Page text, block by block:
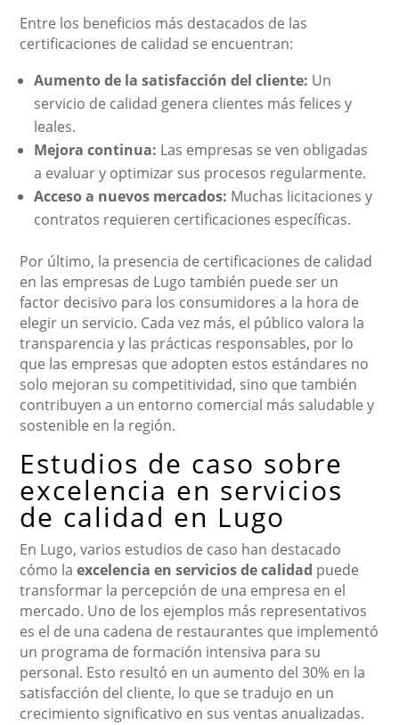
Entre los beneficios más destacados de las
certificaciones de calidad se encuentran:
Aumento de la satisfacción del cliente: Un
servicio de calidad genera clientes más felices y
leales.
Mejora continua: Las empresas se ven obligadas
a evaluar y optimizar sus procesos regularmente.
Acceso a nuevos mercados: Muchas licitaciones y
contratos requieren certificaciones específicas.
Por último, la presencia de certificaciones de calidad
en las empresas de Lugo también puede ser un
factor decisivo para los consumidores a la hora de
elegir un servicio. Cada vez más, el público valora la
transparencia y las prácticas responsables, por lo
que las empresas que adopten estos estándares no
solo mejoran su competitividad, sino que también
contribuyen a un entorno comercial más saludable y
sostenible en la región.
Estudios de caso sobre
excelencia en servicios
de calidad en Lugo
En Lugo, varios estudios de caso han destacado
cómo laexcelencia en servicios de calidad puede
transformar la percepción de una empresa en el
mercado. Uno de los ejemplos más representativos
es el de una cadena de restaurantes que implementó
un programa de formación intensiva para su
personal. Esto resultó en un aumento del 30% en la
satisfacción del cliente, lo que se tradujo en un
crecimiento significativo en sus ventas anualizadas.